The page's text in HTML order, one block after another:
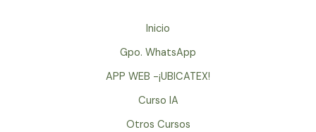
Inicio
Gpo. WhatsApp
APP WEB -¡UBICATEX!
Curso IA
Otros Cursos